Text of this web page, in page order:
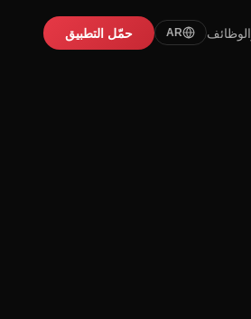
الوظائف AR حمّل التطبيق